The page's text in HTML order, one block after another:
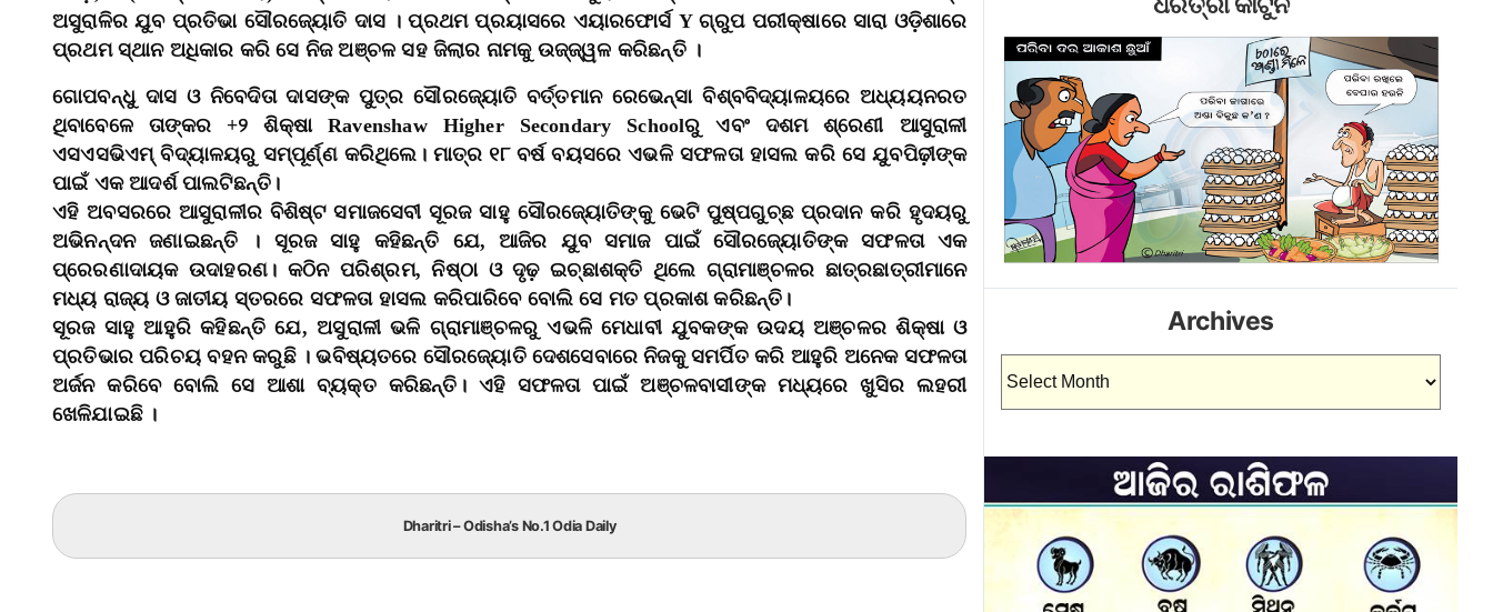
ଅସୁରାଳିର ଯୁବ ପ୍ରତିଭା ସୌରଜ୍ୟୋତି ଦାସ । ପ୍ରଥମ ପ୍ରୟାସରେ ଏୟାରଫୋର୍ସ Y ଗ୍ରୁପ ପରୀକ୍ଷାରେ ସାରା ଓଡ଼ିଶାରେ
ପ୍ରଥମ ସ୍ଥାନ ଅଧିକାର କରି ସେ ନିଜ ଅଞ୍ଚଳ ସହ ଜିଲାର ନାମକୁ ଉଜ୍ଜ୍ୱଳ କରିଛନ୍ତି ।
ଗୋପବନ୍ଧୁ ଦାସ ଓ ନିବେଦିତା ଦାସଙ୍କ ପୁତ୍ର ସୌରଜ୍ୟୋତି ବର୍ତ୍ତମାନ ରେଭେନ୍ସା ବିଶ୍ବବିଦ୍ୟାଳୟରେ ଅଧ୍ୟୟନରତ
ଥିବାବେଳେ ତାଙ୍କର +୨ ଶିକ୍ଷା Ravenshaw Higher Secondary Schoolରୁ ଏବଂ ଦଶମ ଶ୍ରେଣୀ ଆସୁରାଳୀ
ଏସଏସଭିଏମ୍ ବିଦ୍ୟାଳୟରୁ ସମ୍ପୂର୍ଣ୍ଣ କରିଥିଲେ। ମାତ୍ର ୧୮ ବର୍ଷ ବୟସରେ ଏଭଳି ସଫଳତା ହାସଲ କରି ସେ ଯୁବପିଢ଼ୀଙ୍କ
ପାଇଁ ଏକ ଆଦର୍ଶ ପାଲଟିଛନ୍ତି।
ଏହି ଅବସରରେ ଆସୁରାଳୀର ବିଶିଷ୍ଟ ସମାଜସେବୀ ସୂରଜ ସାହୁ ସୌରଜ୍ୟୋତିଙ୍କୁ ଭେଟି ପୁଷ୍ପଗୁଚ୍ଛ ପ୍ରଦାନ କରି ହୃଦୟରୁ
ଅଭିନନ୍ଦନ ଜଣାଇଛନ୍ତି । ସୂରଜ ସାହୁ କହିଛନ୍ତି ଯେ, ଆଜିର ଯୁବ ସମାଜ ପାଇଁ ସୌରଜ୍ୟୋତିଙ୍କ ସଫଳତା ଏକ
ପ୍ରେରଣାଦାୟକ ଉଦାହରଣ। କଠିନ ପରିଶ୍ରମ, ନିଷ୍ଠା ଓ ଦୃଢ଼ ଇଚ୍ଛାଶକ୍ତି ଥିଲେ ଗ୍ରାମାଞ୍ଚଳର ଛାତ୍ରଛାତ୍ରୀମାନେ
ମଧ୍ୟ ରାଜ୍ୟ ଓ ଜାତୀୟ ସ୍ତରରେ ସଫଳତା ହାସଲ କରିପାରିବେ ବୋଲି ସେ ମତ ପ୍ରକାଶ କରିଛନ୍ତି।
ସୂରଜ ସାହୁ ଆହୁରି କହିଛନ୍ତି ଯେ, ଅସୁରାଳୀ ଭଳି ଗ୍ରାମାଞ୍ଚଳରୁ ଏଭଳି ମେଧାବୀ ଯୁବକଙ୍କ ଉଦୟ ଅଞ୍ଚଳର ଶିକ୍ଷା ଓ
ପ୍ରତିଭାର ପରିଚୟ ବହନ କରୁଛି । ଭବିଷ୍ୟତରେ ସୌରଜ୍ୟୋତି ଦେଶସେବାରେ ନିଜକୁ ସମର୍ପିତ କରି ଆହୁରି ଅନେକ ସଫଳତା
ଅର୍ଜନ କରିବେ ବୋଲି ସେ ଆଶା ବ୍ୟକ୍ତ କରିଛନ୍ତି। ଏହି ସଫଳତା ପାଇଁ ଅଞ୍ଚଳବାସୀଙ୍କ ମଧ୍ୟରେ ଖୁସିର ଲହରୀ
ଖେଳିଯାଇଛି ।
Dharitri – Odisha’s No.1 Odia Daily
Archives
Archives